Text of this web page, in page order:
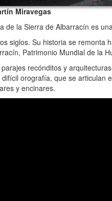
Miravegas
la Sierra de Albarracín es una
siglos. Su historia se remonta
Patrimonio Mundial de la
recónditos y
orografía, que se articulan
y encinares.